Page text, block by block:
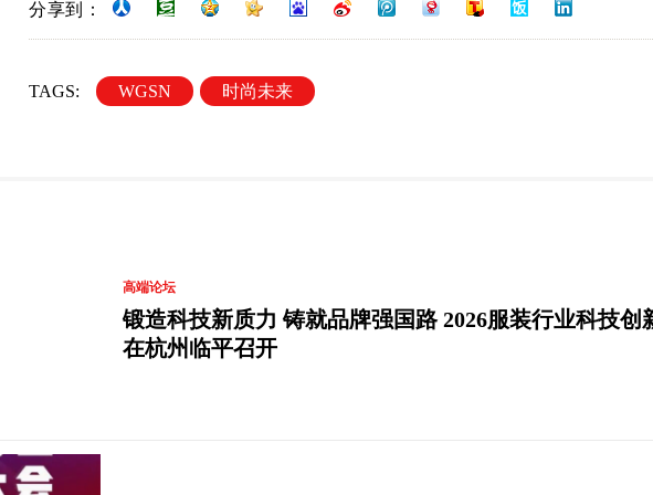
分享到：
TAGS: WGSN 时尚未来
高端论坛
锻造科技新质力 铸就品牌强国路 2026服装行业科技创
在杭州临平召开